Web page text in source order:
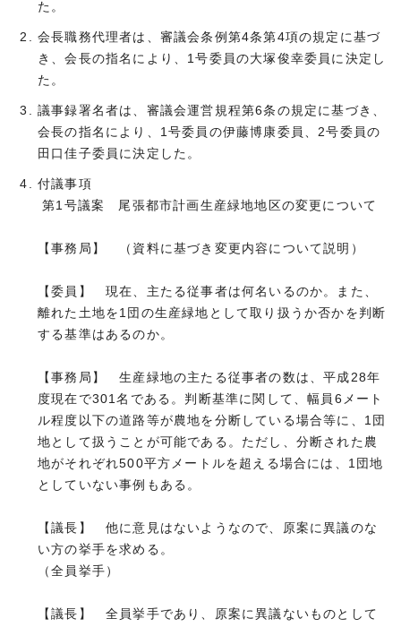
た。
会長職務代理者は、審議会条例第4条第4項の規定に基づ
き、会長の指名により、1号委員の大塚俊幸委員に決定し
た。
議事録署名者は、審議会運営規程第6条の規定に基づき、
会長の指名により、1号委員の伊藤博康委員、2号委員の
田口佳子委員に決定した。
付議事項
第1号議案 尾張都市計画生産緑地地区の変更について
【事務局】 （資料に基づき変更内容について説明）
【委員】 現在、主たる従事者は何名いるのか。また、
離れた土地を1団の生産緑地として取り扱うか否かを判断
する基準はあるのか。
【事務局】 生産緑地の主たる従事者の数は、平成28年
度現在で301名である。判断基準に関して、幅員6メート
ル程度以下の道路等が農地を分断している場合等に、1団
地として扱うことが可能である。ただし、分断された農
地がそれぞれ500平方メートルを超える場合には、1団地
としていない事例もある。
【議長】 他に意見はないようなので、原案に異議のな
い方の挙手を求める。
（全員挙手）
【議長】 全員挙手であり、原案に異議ないものとして